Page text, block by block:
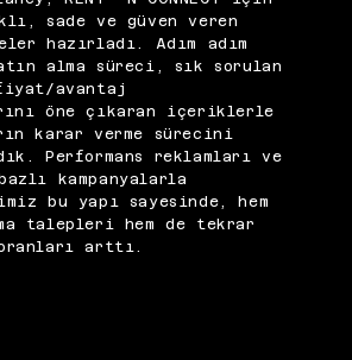
sade ve güven veren
hazırladı. Adım adım
alma süreci, sık sorulan
avantaj
öne çıkaran içeriklerle
karar verme sürecini
Performans reklamları ve
kampanyalarla
bu yapı sayesinde, hem
talepleri hem de tekrar
arttı.